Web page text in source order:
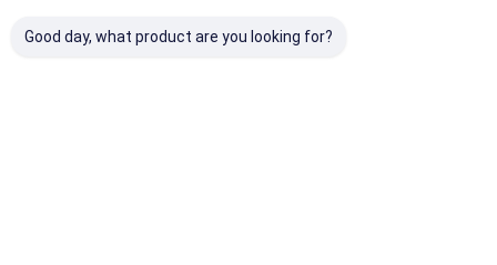
Good day, what product are you looking for?